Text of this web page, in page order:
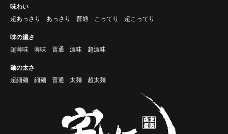
味わい
超あっさり
あっさり 普通 こってり 超こってり
味の濃さ
超薄味
薄味 普通 濃味 超濃味
麺の太さ
超細麺
細麺 普通 太麺 超太麺